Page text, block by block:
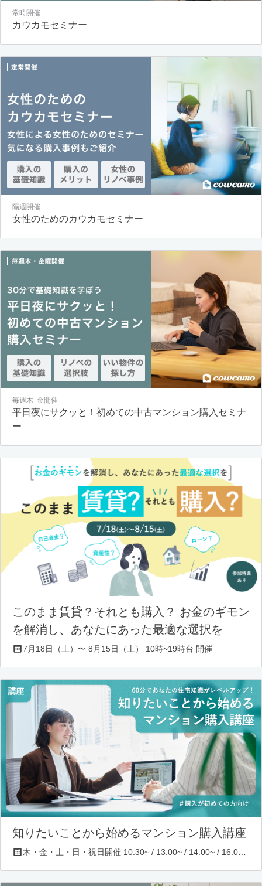
常時開催
カウカモセミナー
隔週開催
女性のためのカウカモセミナー
毎週木･金開催
平日夜にサクッと！初めての中古マンション購入セミナ
ー
このまま賃貸？それとも購入？ お金のギモン
を解消し、あなたにあった最適な選択を
7月18日（土）〜 8月15日（土） 10時~19時台 開催
知りたいことから始めるマンション購入講座